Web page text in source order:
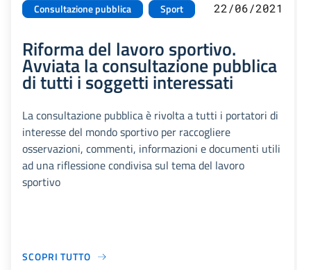
Consultazione pubblica Sport 22/06/2021
Riforma del lavoro sportivo.
Avviata la consultazione pubblica
di tutti i soggetti interessati
La consultazione pubblica è rivolta a tutti i portatori di
interesse del mondo sportivo per raccogliere
osservazioni, commenti, informazioni e documenti utili
ad una riflessione condivisa sul tema del lavoro
sportivo
SCOPRI TUTTO